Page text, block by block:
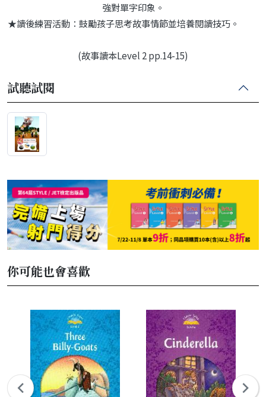
強對單字印象。
★讀後練習活動：鼓勵孩子思考故事情節並培養閱讀技巧。
(故事讀本Level 2 pp.14-15)
試聽試閱
你可能也會喜歡